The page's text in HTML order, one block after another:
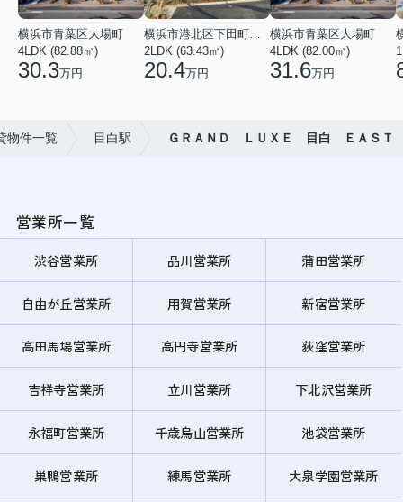
横浜市青葉区大場町
4LDK (82.88㎡)
30.3万円
横浜市港北区下田町２丁目
2LDK (63.43㎡)
20.4万円
横浜市青葉区大場町
4LDK (82.00㎡)
31.6万円
物件一覧 目白駅 ＧＲＡＮＤ ＬＵＸＥ 目白 ＥＡＳＴ
営業所一覧
渋谷営業所 品川営業所 蒲田営業所
自由が丘営業所 用賀営業所 新宿営業所
高田馬場営業所 高円寺営業所 荻窪営業所
吉祥寺営業所 立川営業所 下北沢営業所
永福町営業所 千歳烏山営業所 池袋営業所
巣鴨営業所 練馬営業所 大泉学園営業所